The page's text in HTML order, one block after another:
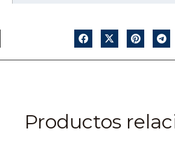
Productos